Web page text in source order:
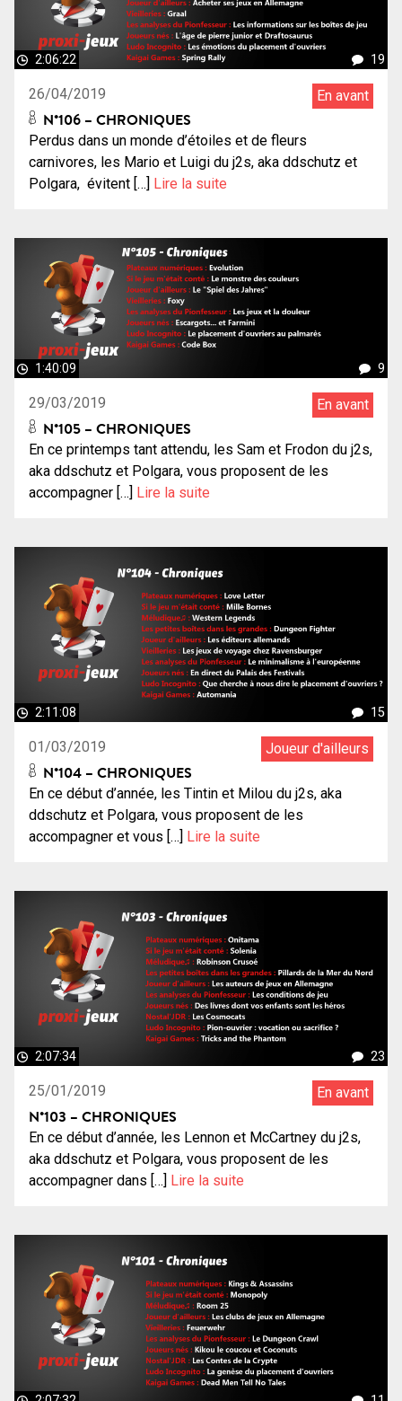
2:06:22 19
26/04/2019 En avant
N°106 – CHRONIQUES
Perdus dans un monde d’étoiles et de fleurs
carnivores, les Mario et Luigi du j2s, aka ddschutz et
Polgara, évitent […] Lire la suite
1:40:09 9
29/03/2019 En avant
N°105 – CHRONIQUES
En ce printemps tant attendu, les Sam et Frodon du j2s,
aka ddschutz et Polgara, vous proposent de les
accompagner […] Lire la suite
2:11:08 15
01/03/2019 Joueur d'ailleurs
N°104 – CHRONIQUES
En ce début d’année, les Tintin et Milou du j2s, aka
ddschutz et Polgara, vous proposent de les
accompagner et vous […] Lire la suite
2:07:34 23
25/01/2019 En avant
N°103 – CHRONIQUES
En ce début d’année, les Lennon et McCartney du j2s,
aka ddschutz et Polgara, vous proposent de les
accompagner dans […] Lire la suite